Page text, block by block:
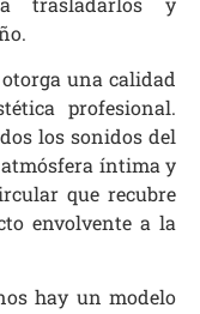
una calidad
profesional.
los sonidos del
íntima y
que recubre
envolvente a la
hay un modelo